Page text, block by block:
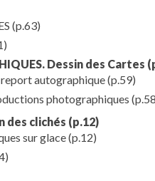
(p.63)
Dessin des Cartes
autographique(p.59)
photographiques
des clichés (p.12)
sur glace(p.12)